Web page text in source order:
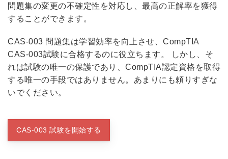
問題集の変更の不確定性を対応し、最高の正解率を獲得
することができます。
CAS-003 問題集は学習効率を向上させ、CompTIA
CAS-003試験に合格するのに役立ちます。 しかし、そ
れは試験の唯一の保護であり、CompTIA認定資格を取得
する唯一の手段ではありません。あまりにも頼りすぎな
いでください。
CAS-003 試験を開始する